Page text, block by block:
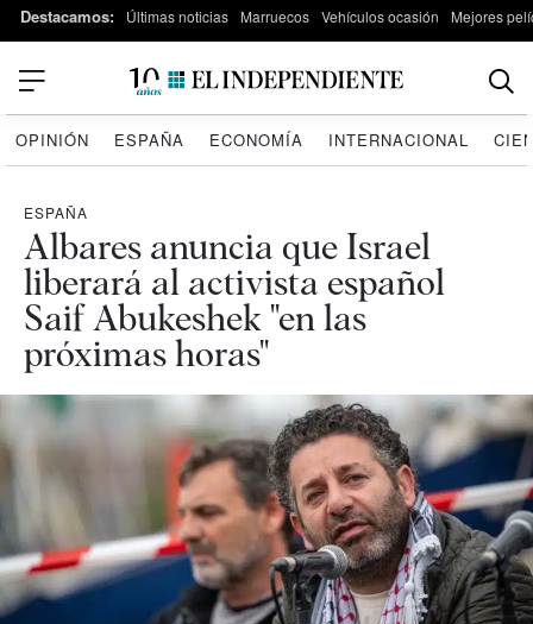
Destacamos: Últimas noticias Marruecos Vehículos ocasión Mejores
OPINIÓN ESPAÑA ECONOMÍA INTERNACIONAL
ESPAÑA
Albares anuncia que Israel
liberará al activista español
Saif Abukeshek "en las
próximas horas"